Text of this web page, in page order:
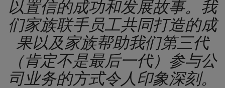
以置信的成功和发展故事。我
们家族联手员工共同打造的成
果以及家族帮助我们第三代
（肯定不是最后一代）参与公
司业务的方式令人印象深刻。